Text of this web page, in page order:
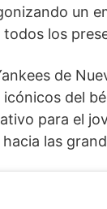
un
los
de
icónicos del
para el
las